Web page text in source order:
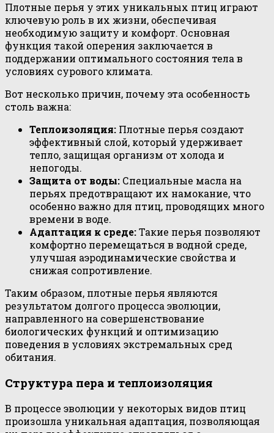
Плотные перья у этих уникальных птиц играют
ключевую роль в их жизни, обеспечивая
необходимую защиту и комфорт. Основная
функция такой оперения заключается в
поддержании оптимального состояния тела в
условиях сурового климата.
Вот несколько причин, почему эта особенность
столь важна:
Теплоизоляция: Плотные перья создают
эффективный слой, который удерживает
тепло, защищая организм от холода и
непогоды.
Защита от воды: Специальные масла на
перьях предотвращают их намокание, что
особенно важно для птиц, проводящих много
времени в воде.
Адаптация к среде:Такие перья позволяют
комфортно перемещаться в водной среде,
улучшая аэродинамические свойства и
снижая сопротивление.
Таким образом, плотные перья являются
результатом долгого процесса эволюции,
направленного на совершенствование
биологических функций и оптимизацию
поведения в условиях экстремальных сред
обитания.
Структура пера и теплоизоляция
В процессе эволюции у некоторых видов птиц
произошла уникальная адаптация, позволяющая